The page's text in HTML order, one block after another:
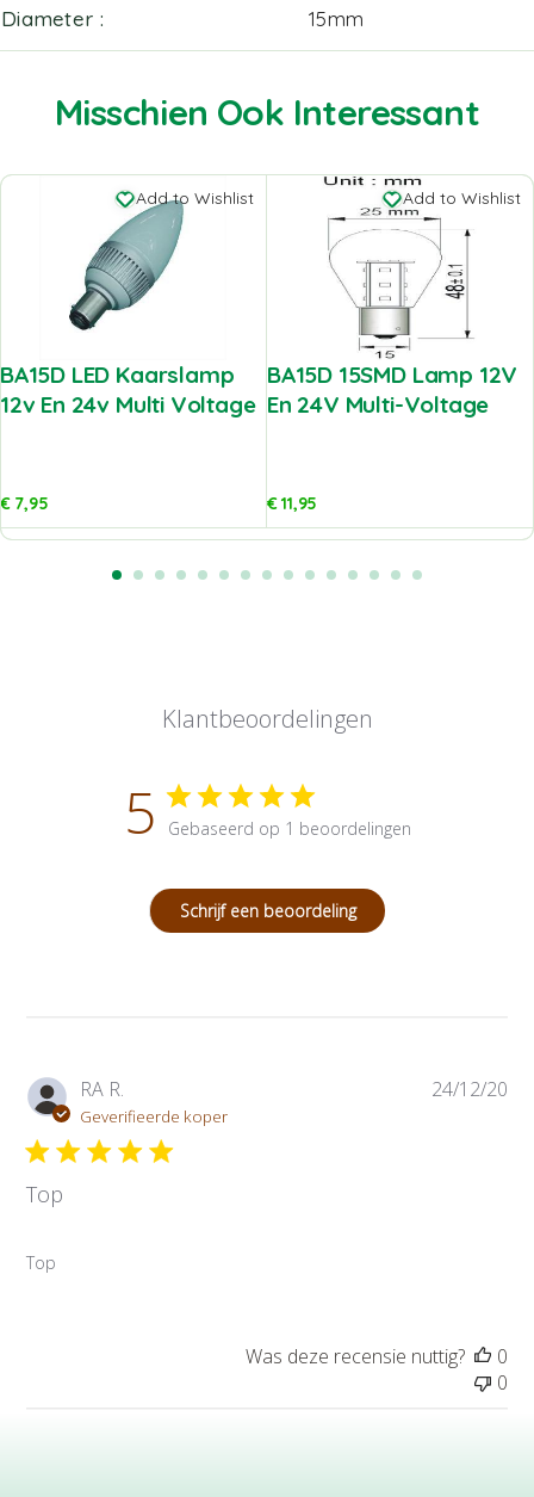
Diameter 15mm
Misschien Ook Interessant
Add to Wishlist
BA15D LED Kaarslamp
12v En 24v Multi Voltage
€7,95
Add to Wishlist
BA15D 15SMD Lamp 12V
En 24V Multi-Voltage
€11,95
Klantbeoordelingen
5 Gebaseerd op 1 beoordelingen
Schrijf een beoordeling
RA R.
Geverifieerde koper
Top
Top
P
d
a
24/12/20
Was deze recensie nuttig?
0
0